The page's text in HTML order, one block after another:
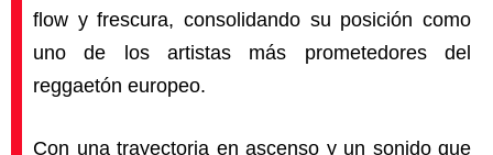
flow y frescura, consolidando su posición como
uno de los artistas más prometedores del
reggaetón europeo.
Con una trayectoria en ascenso y un sonido que